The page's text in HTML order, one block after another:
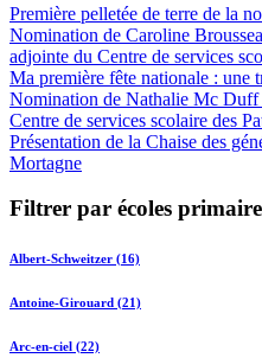
Première pelletée de terre de la
Nomination de Caroline
adjointe du Centre de services
Ma première fête nationale : une
Nomination de Nathalie Mc Duff
Centre de services scolaire des
Présentation de la Chaise des
Mortagne
Filtrer par écoles
Albert-Schweitzer (16)
Antoine-Girouard (21)
Arc-en-ciel (22)